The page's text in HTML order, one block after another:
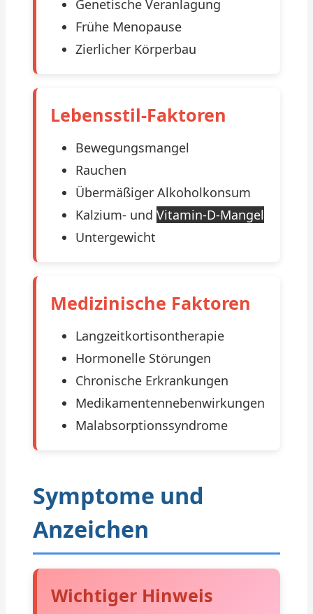
Genetische Veranlagung
Frühe Menopause
Zierlicher Körperbau
Lebensstil-Faktoren
Bewegungsmangel
Rauchen
Übermäßiger Alkoholkonsum
Kalzium- und Vitamin-D-Mangel
Untergewicht
Medizinische Faktoren
Langzeitkortisontherapie
Hormonelle Störungen
Chronische Erkrankungen
Medikamentennebenwirkungen
Malabsorptionssyndrome
Symptome und
Anzeichen
Wichtiger Hinweis